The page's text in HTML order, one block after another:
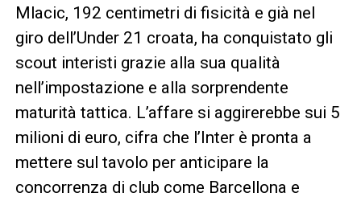
Mlacic, 192 centimetri di fisicità e già nel
giro dell’Under 21 croata, ha conquistato gli
scout interisti grazie alla sua qualità
nell’impostazione e alla sorprendente
maturità tattica. L’affare si aggirerebbe sui 5
milioni di euro, cifra che l’Inter è pronta a
mettere sul tavolo per anticipare la
concorrenza di club come Barcellona e